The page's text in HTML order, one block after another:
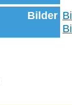
Bilder